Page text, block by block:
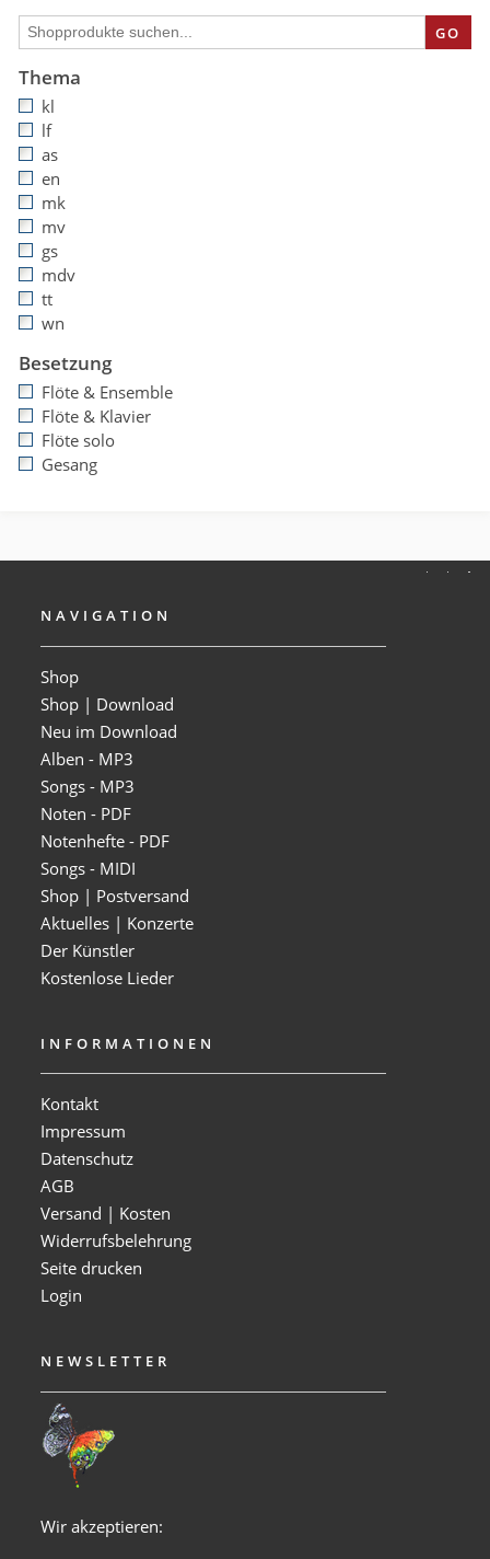
GO
Thema
kl
lf
as
en
mk
mv
gs
mdv
tt
wn
Besetzung
Flöte & Ensemble
Flöte & Klavier
Flöte solo
Gesang
NAVIGATION
Shop
Shop | Download
Neu im Download
Alben - MP3
Songs - MP3
Noten - PDF
Notenhefte - PDF
Songs - MIDI
Shop | Postversand
Aktuelles | Konzerte
Der Künstler
Kostenlose Lieder
INFORMATIONEN
Kontakt
Impressum
Datenschutz
AGB
Versand | Kosten
Widerrufsbelehrung
Seite drucken
Login
NEWSLETTER
Wir akzeptieren: